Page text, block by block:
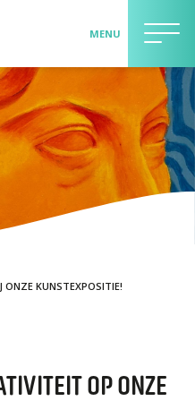
MENU
<<
ONZE KUNSTEXPOSITIE!
OP ONZE